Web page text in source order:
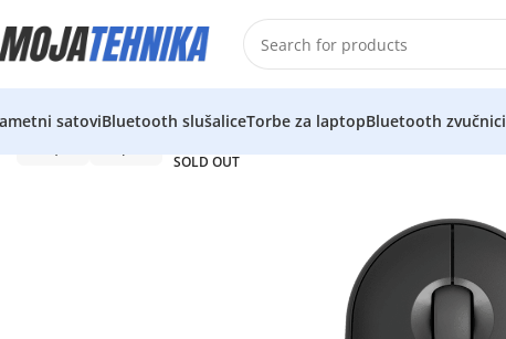
satoviBluetooth slušaliceTorbe za laptopBluetooth zvučnici
SOLD OUT